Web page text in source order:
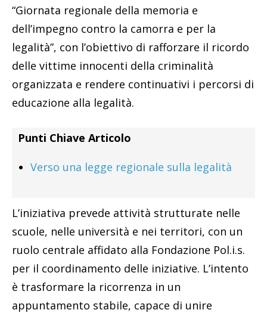
“Giornata regionale della memoria e
dell’impegno contro la camorra e per la
legalità”, con l’obiettivo di rafforzare il ricordo
delle vittime innocenti della criminalità
organizzata e rendere continuativi i percorsi di
educazione alla legalità.
Punti Chiave Articolo
Verso una legge regionale sulla legalità
L’iniziativa prevede attività strutturate nelle
scuole, nelle università e nei territori, con un
ruolo centrale affidato alla Fondazione Pol.i.s.
per il coordinamento delle iniziative. L’intento
è trasformare la ricorrenza in un
appuntamento stabile, capace di unire